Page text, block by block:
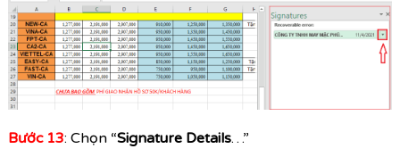
Bước 13: Chọn “Signature Details…”